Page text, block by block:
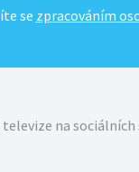
se zpracováním